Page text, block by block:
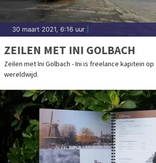
30 maart 2021, 6:16 uur
ZEILEN MET INI GOLBACH
Zeilen met Ini Golbach - Ini is freelance kapitein
wereldwijd.